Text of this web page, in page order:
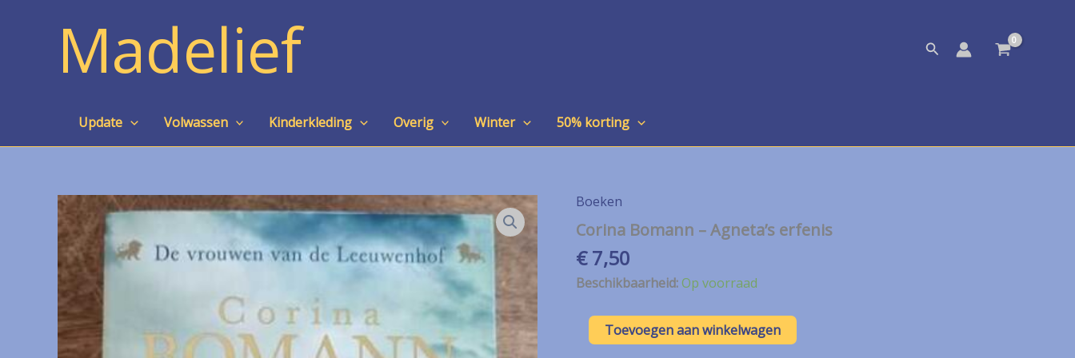
Madelief Zoeken
Update Volwassen Kinderkleding Overig Winter 50% korting
Boeken
Corina Bomann – Agneta’s erfenis
€7,50
Beschikbaarheid:Op voorraad
Corina
BomannToevoegen aan winkelwagen